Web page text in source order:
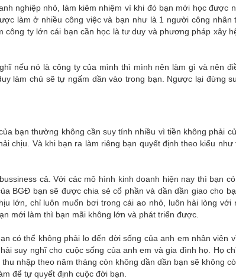
nghiệp nhỏ, làm kiêm nhiệm vì khi đó bạn mới học được
làm ở nhiều công việc và bạn như là 1 người công nhân
công ty lớn cái bạn cần học là tư duy và phương pháp xây
nếu nó là công ty của mình thì mình nên làm gì và nên
làm chủ sẽ tự ngấm dần vào trong bạn. Ngược lại đừng
bạn thường không cần suy tính nhiều vì tiền không phải
chịu. Và khi bạn ra làm riêng bạn quyết định theo kiểu
cả. Với các mô hình kinh doanh hiện nay thì bạn
BGĐ bạn sẽ được chia sẻ cổ phần và dần dần giao cho
lớn, chỉ luôn muốn bơi trong cái ao nhỏ, luôn hài lòng
mới làm thì bạn mãi không lớn và phát triển được.
có thể không phải lo đến đời sống của anh em nhân viên
suy nghĩ cho cuộc sống của anh em và gia đình họ. Họ
nhập theo năm tháng còn không dần dần bạn sẽ không
để tự quyết định cuộc đời bạn.